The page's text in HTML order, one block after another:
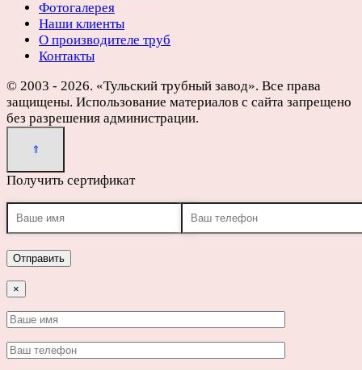
Фотогалерея
Наши клиенты
О производителе труб
Контакты
© 2003 - 2026. «Тульский трубный завод». Все права
защищены. Использование материалов с сайта запрещено
без разрешения администрации.
Получить сертификат
×